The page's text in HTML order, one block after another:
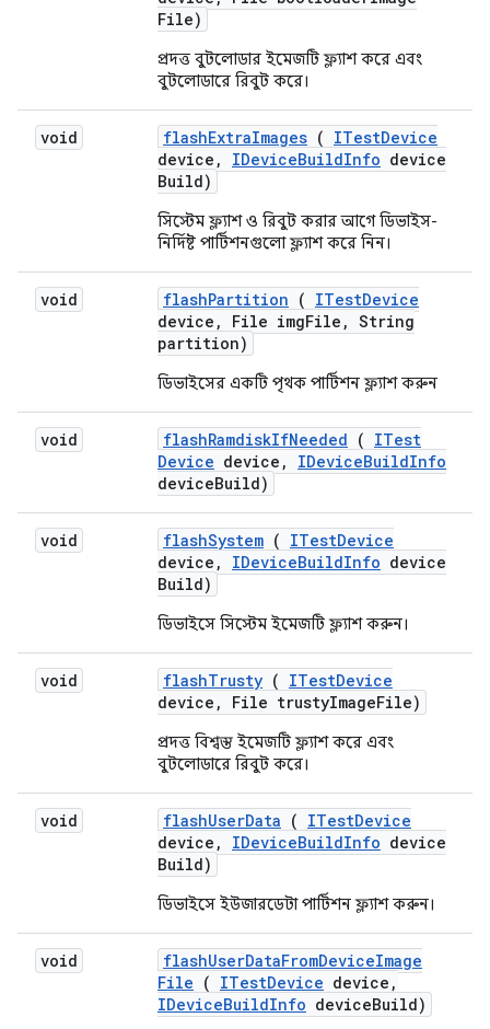
File)
প্রদত্ত বুটলোডার ইমেজটি ফ্ল্যাশ করে এবং
বুটলোডারে রিবুট করে।
void flashExtraImages ( ITestDevice
device , IDeviceBuildInfo device
Build)
সিস্টেম ফ্ল্যাশ ও রিবুট করার আগে ডিভাইস-
নির্দিষ্ট পার্টিশনগুলো ফ্ল্যাশ করে নিন।
void flashPartition ( ITestDevice
device , File imgFile , String
partition)
ডিভাইসের একটি পৃথক পার্টিশন ফ্ল্যাশ করুন
void flashRamdiskIfNeeded ( ITest
Device device , IDeviceBuildInfo
deviceBuild)
void flashSystem ( ITestDevice
device , IDeviceBuildInfo device
Build)
ডিভাইসে সিস্টেম ইমেজটি ফ্ল্যাশ করুন।
void flashTrusty ( ITestDevice
device , File trustyImageFile)
প্রদত্ত বিশ্বস্ত ইমেজটি ফ্ল্যাশ করে এবং
বুটলোডারে রিবুট করে।
void flashUserData ( ITestDevice
device , IDeviceBuildInfo device
Build)
ডিভাইসে ইউজারডেটা পার্টিশন ফ্ল্যাশ করুন।
void flashUserDataFromDeviceImage
File ( ITestDevice device ,
IDeviceBuildInfo deviceBuild)